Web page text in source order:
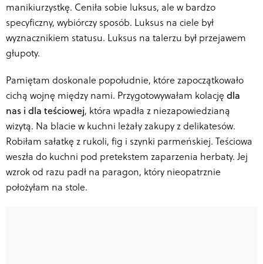
manikiurzystkę. Ceniła sobie luksus, ale w bardzo
specyficzny, wybiórczy sposób. Luksus na ciele był
wyznacznikiem statusu. Luksus na talerzu był przejawem
głupoty.
Pamiętam doskonale popołudnie, które zapoczątkowało
cichą wojnę między nami. Przygotowywałam kolację dla
nas i dla teściowej, która wpadła z niezapowiedzianą
wizytą. Na blacie w kuchni leżały zakupy z delikatesów.
Robiłam sałatkę z rukoli, fig i szynki parmeńskiej. Teściowa
weszła do kuchni pod pretekstem zaparzenia herbaty. Jej
wzrok od razu padł na paragon, który nieopatrznie
położyłam na stole.